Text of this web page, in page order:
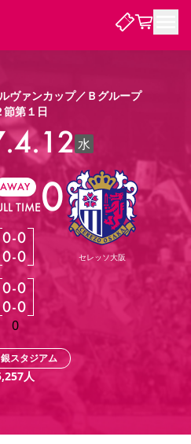
メディア情報 アクセス レディース
歴代所属選手
価格・席種 購入方法
ト 福祉サービス
団体チケット
リセールサービス
ビス
ポーター観戦ガイド
求人情報
大阪VISAカード
Program
婚姻届・出生届・命名書
ト イベント
ーツクラブ
ヴァンカップ／Ｂグループ
節第１日
水
AWAY
TIME0
0-0
0-0
0-0
0-0
0
セレッソ大阪
スタジアム
人